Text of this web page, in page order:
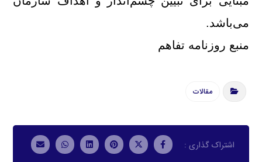
می‌باشد.
منبع روزنامه تفاهم
مقالات